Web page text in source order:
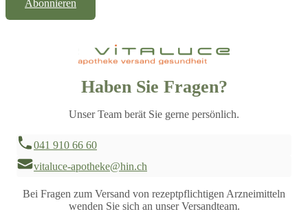
Abonnieren
Haben Sie Fragen?
Unser Team berät Sie gerne persönlich.
041 910 66 60
vitaluce-apotheke@hin.ch
Bei Fragen zum Versand von rezeptpflichtigen Arzneimitteln
wenden Sie sich an unser Versandteam.